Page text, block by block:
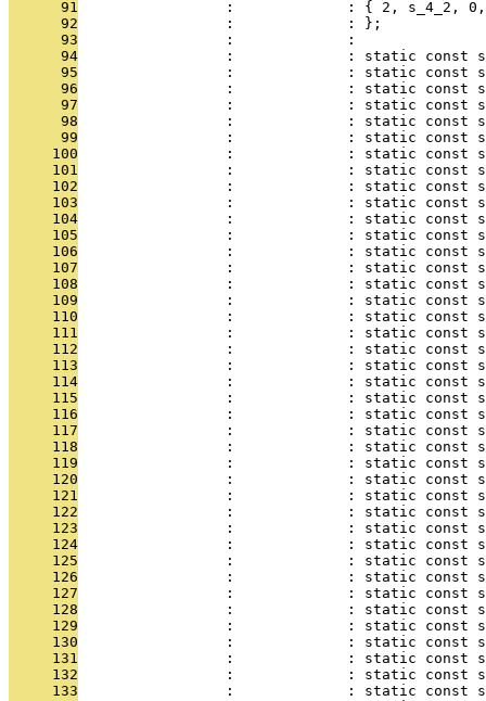
      91
:             : { 2, s_4_2,
      92
                 :             : };
      93
                 :             :
      94
:             : static const
      95
:             : static const
      96
:             : static const
      97
:             : static const
      98
:             : static const
      99
:             : static const
     100
:             : static const
     101
:             : static const
     102
:             : static const
     103
:             : static const
     104
:             : static const
     105
:             : static const
     106
:             : static const
     107
:             : static const
     108
:             : static const
     109
:             : static const
     110
:             : static const
     111
:             : static const
     112
:             : static const
     113
:             : static const
     114
:             : static const
     115
:             : static const
     116
:             : static const
     117
:             : static const
     118
:             : static const
     119
:             : static const
     120
:             : static const
     121
:             : static const
     122
:             : static const
     123
:             : static const
     124
:             : static const
     125
:             : static const
     126
:             : static const
     127
:             : static const
     128
:             : static const
     129
:             : static const
     130
:             : static const
     131
:             : static const
     132
:             : static const
     133
:             : static const